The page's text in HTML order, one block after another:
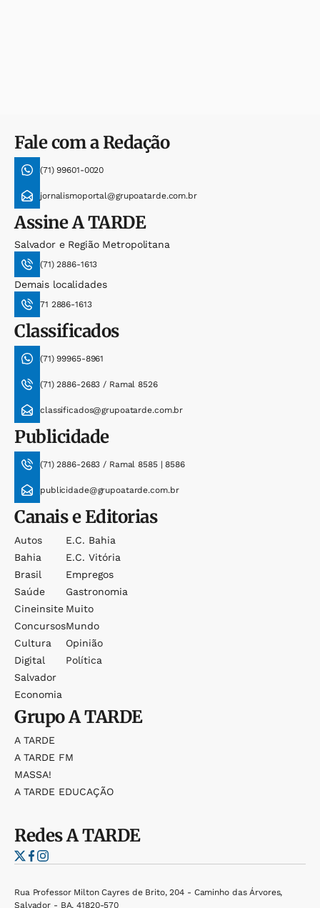
Fale com a Redação
(71) 99601-0020
jornalismoportal@grupoatarde.com.br
AssineA TARDE
Salvador e Região Metropolitana
(71) 2886-1613
Demais localidades
71 2886-1613
Classificados
(71) 99965-8961
(71) 2886-2683 / Ramal 8526
classificados@grupoatarde.com.br
Publicidade
(71) 2886-2683 / Ramal 8585 | 8586
publicidade@grupoatarde.com.br
Canais e Editorias
Autos
Bahia
Brasil
Saúde
Cineinsite
Concursos
Cultura
Digital
Salvador
Economia
E.c. Bahia
E.c. Vitória
Empregos
Gastronomia
Muito
Mundo
Opinião
Política
GrupoA TARDE
A TARDE
A TARDE FM
MASSA!
A TARDE EDUCAÇÃO
RedesA TARDE
Rua Professor Milton Cayres de Brito, 204 - Caminho das Árvores,
Salvador - BA, 41820-570